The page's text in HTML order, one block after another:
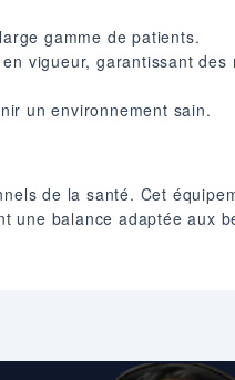
gamme de patients.
vigueur, garantissant des
un environnement sain.
de la santé. Cet
une balance adaptée aux